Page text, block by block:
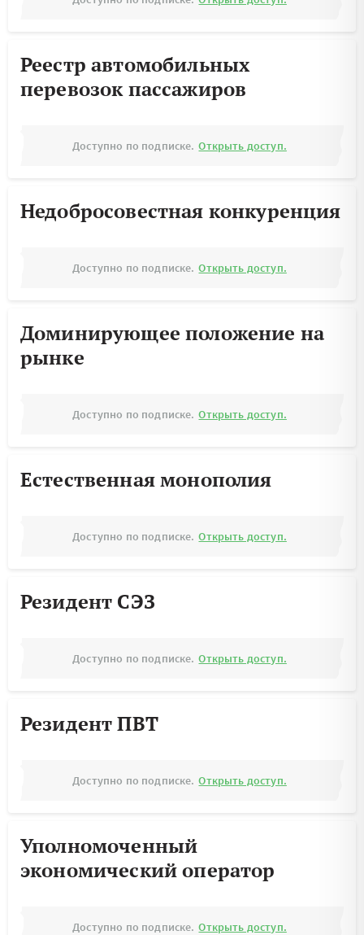
Реестр автомобильных
перевозок пассажиров
Доступно по подписке. Открыть доступ.
Недобросовестная конкуренция
Доступно по подписке. Открыть доступ.
Доминирующее положение на
рынке
Доступно по подписке. Открыть доступ.
Естественная монополия
Доступно по подписке. Открыть доступ.
Резидент СЭЗ
Доступно по подписке. Открыть доступ.
Резидент ПВТ
Доступно по подписке. Открыть доступ.
Уполномоченный
экономический оператор
Доступно по подписке. Открыть доступ.